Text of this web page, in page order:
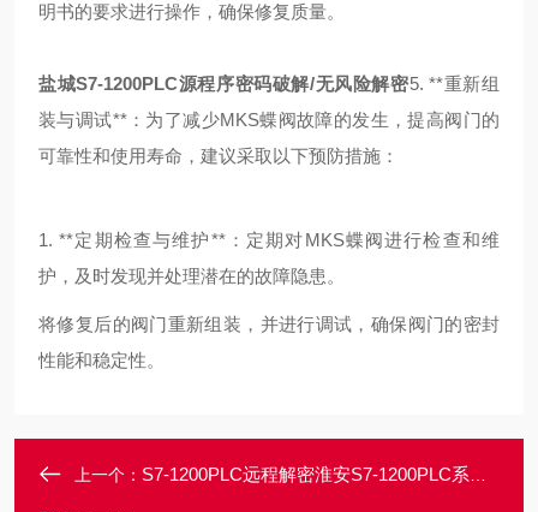
明书的要求进行操作，确保修复质量。
盐城S7-1200PLC源程序密码破解/无风险解密5. **重新组
装与调试**： 为了减少MKS蝶阀故障的发生，提高阀门的
可靠性和使用寿命，建议采取以下预防措施：
1. **定期检查与维护**：定期对MKS蝶阀进行检查和维
护，及时发现并处理潜在的故障隐患。
将修复后的阀门重新组装，并进行调试，确保阀门的密封
性能和稳定性。
上一个： S7-1200PLC远程解密淮安S7-1200PLC系列程序上载密码口令解密